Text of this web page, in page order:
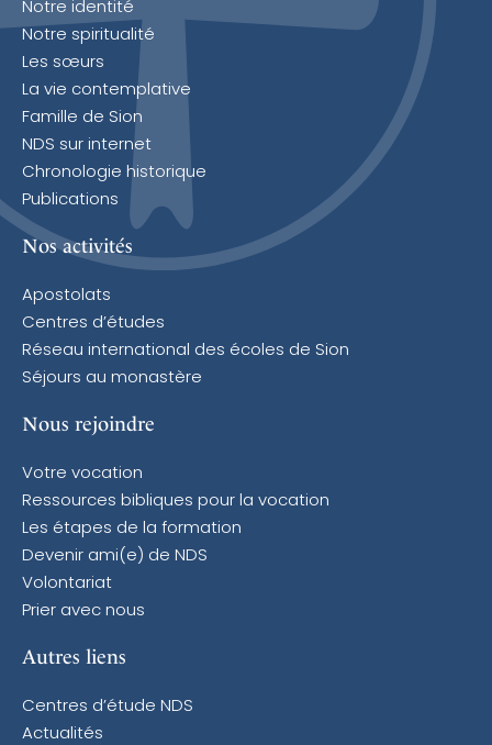
Notre identité
Notre spiritualité
Les sœurs
La vie contemplative
Famille de Sion
NDS sur internet
Chronologie historique
Publications
Nos activités
Apostolats
Centres d’études
Réseau international des écoles de Sion
Séjours au monastère
Nous rejoindre
Votre vocation
Ressources bibliques pour la vocation
Les étapes de la formation
Devenir ami(e) de NDS
Volontariat
Prier avec nous
Autres liens
Centres d’étude NDS
Actualités